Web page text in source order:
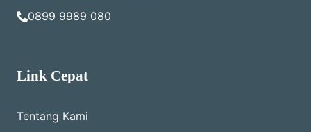
0899 9989 080
Link Cepat
Tentang Kami